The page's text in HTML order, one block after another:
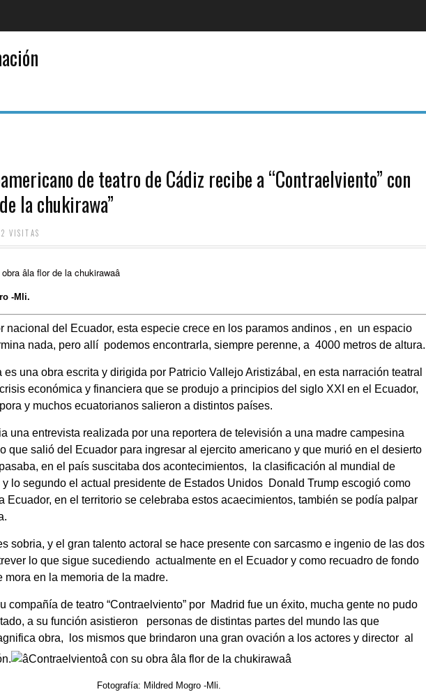
de teatro de Cádiz recibe a “Contraelviento” con
la chukirawa”
VISITAS
-Mli.
nacional del Ecuador, esta especie crece en los paramos andinos , en un espacio
nada, pero allí podemos encontrarla, siempre perenne, a 4000 metros de altura.
es una obra escrita y dirigida por Patricio Vallejo Aristizábal, en esta narración teatral
económica y financiera que se produjo a principios del siglo XXI en el Ecuador,
y muchos ecuatorianos salieron a distintos países.
una entrevista realizada por una reportera de televisión a una madre campesina
que salió del Ecuador para ingresar al ejercito americano y que murió en el desierto
en el país suscitaba dos acontecimientos,
la clasificación al mundial de
y lo segundo el actual presidente de Estados Unidos Donald Trump escogió como
Ecuador, en el territorio se celebraba estos acaecimientos, también se podía palpar
sobria, y el gran talento actoral se hace presente con sarcasmo e ingenio de las dos
lo que sigue sucediendo actualmente en el Ecuador y como recuadro de fondo
mora en la memoria de la madre.
compañía de teatro “Contraelviento” por Madrid fue un éxito, mucha gente no pudo
a su función asistieron
personas de distintas partes del mundo las que
obra, los mismos que brindaron una gran ovación a los actores y director al
Fotografía: Mildred Mogro -Mli.